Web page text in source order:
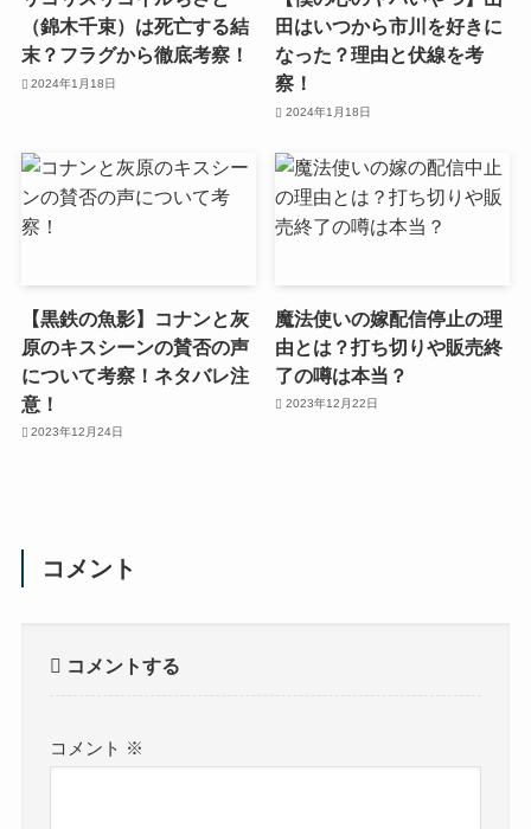
（錦木千束）は死亡する結
末？フラグから徹底考察！
2024年1月18日
田はいつから市川を好きに
なった？理由と伏線を考
察！
2024年1月18日
【黒鉄の魚影】コナンと灰
原のキスシーンの賛否の声
について考察！ネタバレ注
意！
2023年12月24日
魔法使いの嫁配信停止の理
由とは？打ち切りや販売終
了の噂は本当？
2023年12月22日
コメント
コメントする
コメント ※